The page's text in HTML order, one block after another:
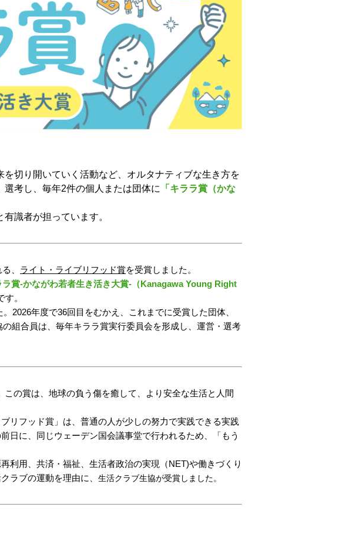
切り開いていく活動など、オルタナティブな生き方を
考し、毎年2件の個人または団体に
「キララ賞（かな
識者が担っています。
、 ライト・ライブリフッド賞を受賞しました。
ラ賞‐かながわ若者生き活き大賞‐（Kanagawa Young Right
。
2026年度で36回目をむかえ、これまでに受賞した団体、
組合員は、毎年キララ賞実行委員会を形成し、運営・選考
の賞は、地球の負う傷を癒して、より安全な生活と人間
リフッド賞」は、普通の人が少しの努力で実践できる実践
日に、同じウェーデン国会議事堂で行われるため、「もう
利用、共済・福祉、生活者政治の実現（NET)や働きづくり
ラブの運動を理由に、 生活クラブ生協が受賞しました。